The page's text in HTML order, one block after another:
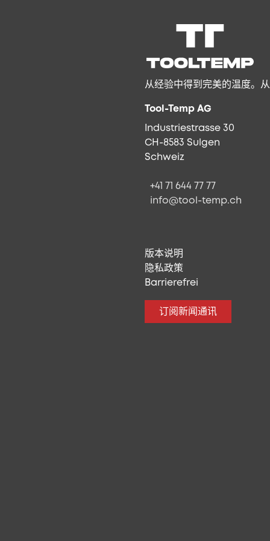
从经验中得到完美的温度。
Tool-Temp AG
Industriestrasse 30
CH-8583 Sulgen
Schweiz
+41 71 644 77 77
info@tool-temp.ch
版本说明
隐私政策
Barrierefrei
订阅新闻通讯